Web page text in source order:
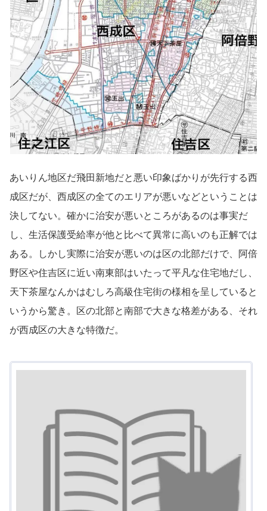
あいりん地区だ飛田新地だと悪い印象ばかりが先行する西
成区だが、西成区の全てのエリアが悪いなどということは
決してない。確かに治安が悪いところがあるのは事実だ
し、生活保護受給率が他と比べて異常に高いのも正解では
ある。しかし実際に治安が悪いのは区の北部だけで、阿倍
野区や住吉区に近い南東部はいたって平凡な住宅地だし、
天下茶屋なんかはむしろ高級住宅街の様相を呈していると
いうから驚き。区の北部と南部で大きな格差がある、それ
が西成区の大きな特徴だ。